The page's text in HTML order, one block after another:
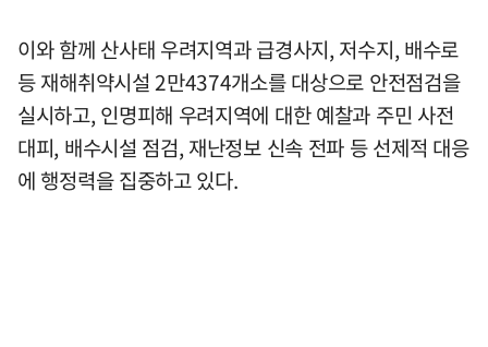
이와 함께 산사태 우려지역과 급경사지, 저수지, 배수로
등 재해취약시설 2만4374개소를 대상으로 안전점검을
실시하고, 인명피해 우려지역에 대한 예찰과 주민 사전
대피, 배수시설 점검, 재난정보 신속 전파 등 선제적 대응
에 행정력을 집중하고 있다.